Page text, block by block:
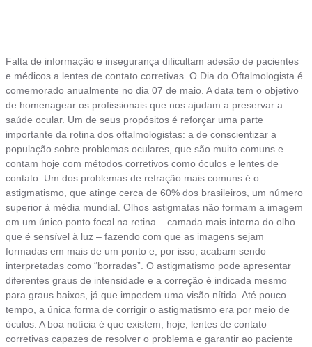
Falta de informação e insegurança dificultam adesão de pacientes
e médicos a lentes de contato corretivas. O Dia do Oftalmologista é
comemorado anualmente no dia 07 de maio. A data tem o objetivo
de homenagear os profissionais que nos ajudam a preservar a
saúde ocular. Um de seus propósitos é reforçar uma parte
importante da rotina dos oftalmologistas: a de conscientizar a
população sobre problemas oculares, que são muito comuns e
contam hoje com métodos corretivos como óculos e lentes de
contato. Um dos problemas de refração mais comuns é o
astigmatismo, que atinge cerca de 60% dos brasileiros, um número
superior à média mundial. Olhos astigmatas não formam a imagem
em um único ponto focal na retina – camada mais interna do olho
que é sensível à luz – fazendo com que as imagens sejam
formadas em mais de um ponto e, por isso, acabam sendo
interpretadas como “borradas”. O astigmatismo pode apresentar
diferentes graus de intensidade e a correção é indicada mesmo
para graus baixos, já que impedem uma visão nítida. Até pouco
tempo, a única forma de corrigir o astigmatismo era por meio de
óculos. A boa notícia é que existem, hoje, lentes de contato
corretivas capazes de resolver o problema e garantir ao paciente